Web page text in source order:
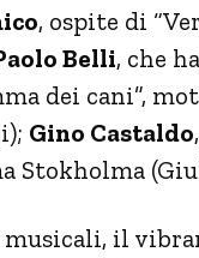
, ospite di
Belli, che
dei cani”,
Gino Castaldo
Stokholma
musicali, il